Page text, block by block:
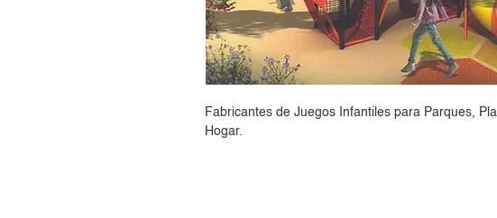
Fabricantes de Juegos Infantiles para Parques,
Hogar.